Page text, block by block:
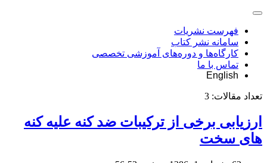
فهرست نشریات
سامانه نشر کتاب
کارگاه‌ها و دوره‌های آموزشی تخصصی
تماس با ما
English
تعداد مقالات: 3
ارزیابی برخی از ترکیبات ضد کنه علیه کنه
های سخت